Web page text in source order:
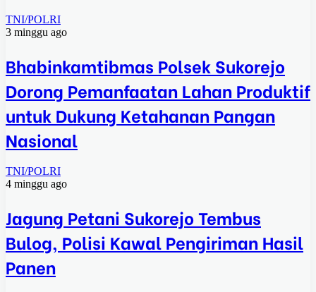
TNI/POLRI
3 minggu ago
Bhabinkamtibmas Polsek Sukorejo
Dorong Pemanfaatan Lahan Produktif
untuk Dukung Ketahanan Pangan
Nasional
TNI/POLRI
4 minggu ago
Jagung Petani Sukorejo Tembus
Bulog, Polisi Kawal Pengiriman Hasil
Panen